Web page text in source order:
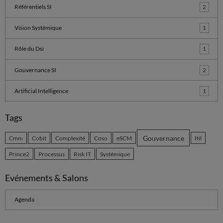
Référentiels SI 2
Vision Systémique 1
Rôle du Dsi 1
Gouvernance SI 2
Artificial Intelligence 1
Tags
Cmm Cobit Complexité Coso eSCM Gouvernance Itil
Prince2 Processus Risk IT Systémique
Evénements & Salons
Agenda